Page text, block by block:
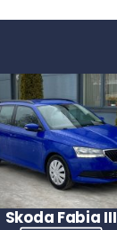
Skoda Fabia III